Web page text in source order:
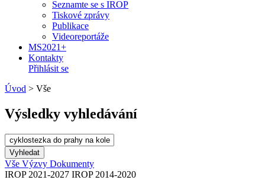
Seznamte se s IROP
Tiskové zprávy
Publikace
Videoreportáže
MS2021+
Kontakty
Přihlásit se
Úvod > Vše
Výsledky vyhledávání
Vše Výzvy Dokumenty
IROP 2021-2027 IROP 2014-2020